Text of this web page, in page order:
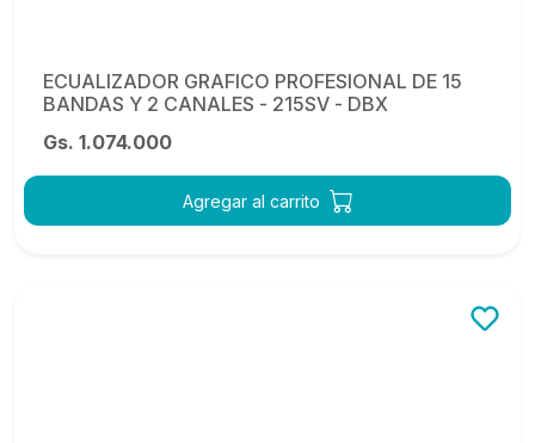
ECUALIZADOR GRAFICO PROFESIONAL DE 15
BANDAS Y 2 CANALES - 215SV - DBX
Gs. 1.074.000
Agregar al carrito